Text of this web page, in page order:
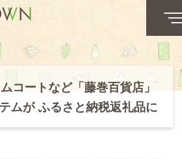
コートなど「藤巻百貨店」
ムが ふるさと納税返礼品に